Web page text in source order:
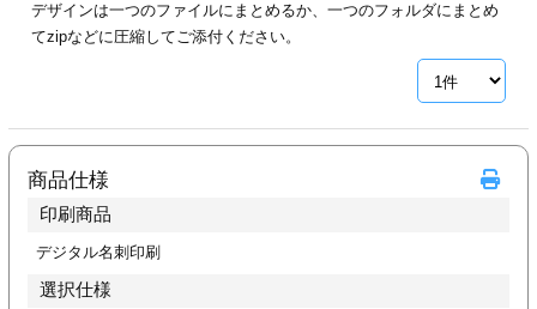
ファイル印刷
印刷
ムカード印刷
カード印刷
フォルダー
ファイル印刷
デザインは一つのファイルにまとめるか、一つのフォルダにまとめ
てzipなどに圧縮してご添付ください。
商品仕様
印刷商品
デジタル名刺印刷
選択仕様